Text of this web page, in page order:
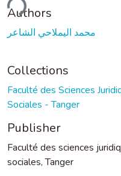
Authors
محمد اليملاحي الشاعر
Collections
Faculté des Sciences
Sociales - Tanger
Publisher
Faculté des sciences
sociales, Tanger